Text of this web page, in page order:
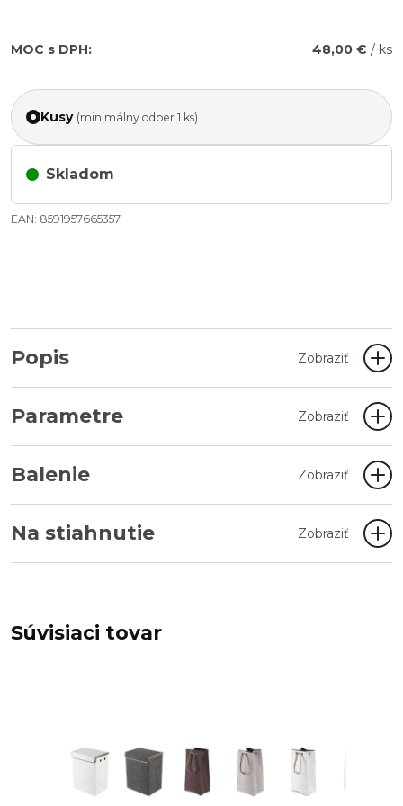
MOC s DPH: 48,00 € / ks
Kusy (minimálny odber 1 ks)
Skladom
EAN: 8591957665357
Popis Zobraziť
Parametre Zobraziť
Balenie Zobraziť
Na stiahnutie Zobraziť
Súvisiaci tovar